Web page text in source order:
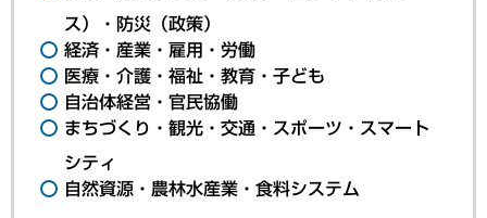
ス）・防災（政策）
経済・産業・雇用・労働
医療・介護・福祉・教育・子ども
自治体経営・官民協働
まちづくり・観光・交通・スポーツ・スマート
シティ
自然資源・農林水産業・食料システム